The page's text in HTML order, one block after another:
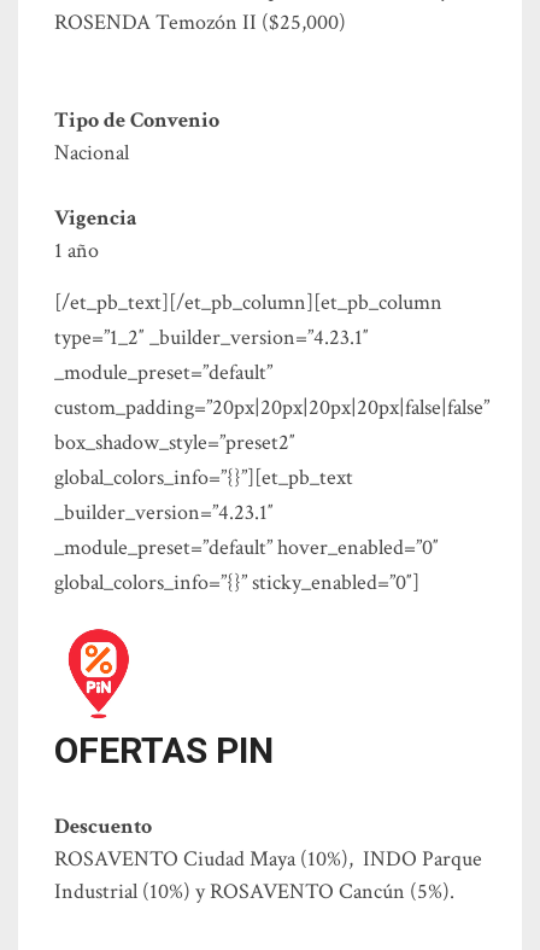
ROSENDA Temozón II ($25,000)
Tipo de Convenio
Nacional
Vigencia
1 año
[/et_pb_text][/et_pb_column][et_pb_column
type=”1_2″ _builder_version=”4.23.1″
_module_preset=”default”
custom_padding=”20px|20px|20px|20px|false|false”
box_shadow_style=”preset2″
global_colors_info=”{}”][et_pb_text
_builder_version=”4.23.1″
_module_preset=”default” hover_enabled=”0″
global_colors_info=”{}” sticky_enabled=”0″]
OFERTAS PIN
Descuento
ROSAVENTO Ciudad Maya (10%), INDO Parque
Industrial (10%) y ROSAVENTO Cancún (5%).